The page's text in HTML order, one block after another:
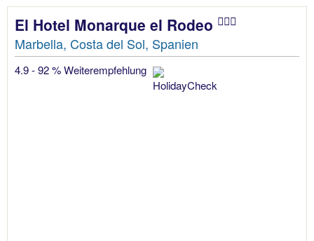
El Hotel Monarque el Rodeo
Marbella, Costa del Sol, Spanien
4.9 - 92 % Weiterempfehlung